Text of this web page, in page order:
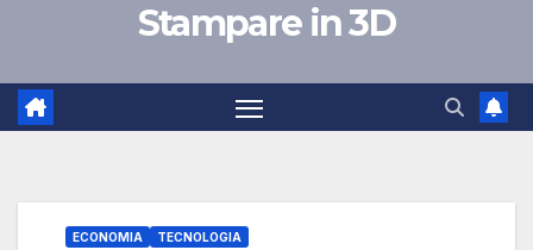
Stampare in 3D
ECONOMIA TECNOLOGIA